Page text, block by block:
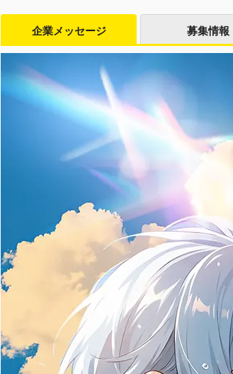
企業メッセージ 募集情報